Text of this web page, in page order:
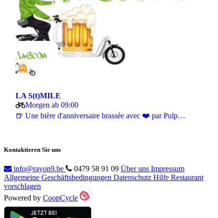
LA S(t)MILE
Morgen ab 09:00
🍺 Une bière d'anniversaire brassée avec ❤️ par Pulp…
Kontaktieren Sie uns
info@rayon9.be 0479 58 91 09 Über uns Impressum
Allgemeine Geschäftsbedingungen Datenschutz Hilfe Restaurant
vorschlagen
Powered by CoopCycle